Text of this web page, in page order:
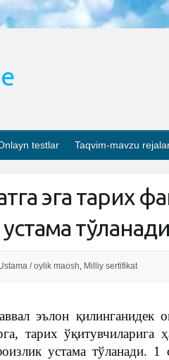
testlar Taqvim-mavzu
эга тарих
тўланади
/ oylik maosh, Milliy sertifikat
эълон қилинганидек
тарих ўқитувчиларига
устама тўланади. 1